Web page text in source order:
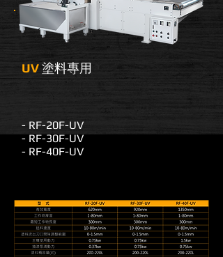
UV塗料專用
- RF-20F-UV
- RF-30F-UV
- RF-40F-UV